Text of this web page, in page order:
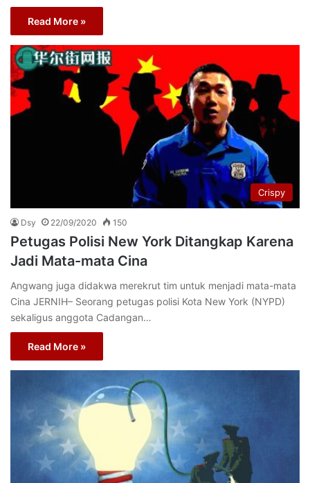
Read More »
Crispy
Dsy 22/09/2020 150
Petugas Polisi New York Ditangkap Karena
Jadi Mata-mata Cina
Angwang juga didakwa merekrut tim untuk menjadi mata-mata
Cina JERNIH– Seorang petugas polisi Kota New York (NYPD)
sekaligus anggota Cadangan…
Read More »